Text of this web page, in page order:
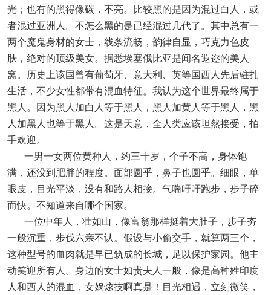
光；也有的黑得像碳，不亮。比较黑的是因为混过白人，或
者混过亚洲人。不怎么黑的是已经混过几代了。其中总有一
两个魔鬼身材的女士，线条流畅，韵律自显，巧克力色皮
肤，绝对的顶级美女。据悉埃塞俄比亚是闻名遐迩的美人
窝。历史上该国曾有葡萄牙、意大利、英等国西人先后驻扎
生活，不少女性都带有混血特征。我认为这个世界最终属于
黑人。因为黑人加白人等于黑人，黑人加黄人等于黑人，黑
人加黑人也等于黑人。这是天意，全人类应该坦然接受，拍
手欢迎。
一男一女两位黄种人，约三十岁，个子不高，身体饱
满，还没到肥胖的程度。面部圆乎，鼻子也圆乎。细眼，单
眼皮，目光平淡，没有和路人相接。气喘吁吁跑步，步子碎
而快。不知道来自哪个国家。
一位中年人，壮如山，像富翁那样挺着大肚子，步子夯
一般沉重，步伐六亲不认。假设与小偷交手，就算两三个，
这种型号的血肉就是早已筑成的长城，足以保护家园。他主
动笑迎所有人。身边的女士如贵夫人一般，像是高种姓印度
人和西人的混血，女娲炫技啊真是！目光相遇，立刻微笑，